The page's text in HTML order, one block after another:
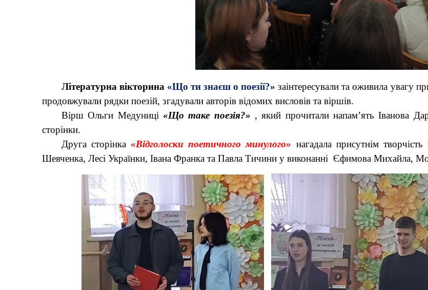
Літературна вікторина «Що ти знаєш о поезії?» заінтересували та оживила увагу
продовжували рядки поезій, згадували авторів відомих висловів та віршів.
Вірш Ольги Медуниці «Що таке поезія?» , який прочитали напам’ять Іванова
сторінки.
Друга сторінка«Відголоски поетичного минулого» нагадала присутнім
Шевченка, Лесі Українки, Івана Франка та Павла Тичини у виконанні Єфимова Михайла,